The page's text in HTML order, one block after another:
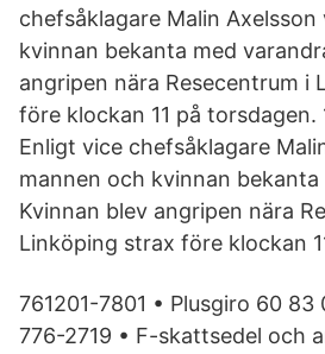
chefsåklagare Malin
kvinnan bekanta med
angripen nära Resecentrum i
före klockan 11 på torsdagen.
Enligt vice chefsåklagare
mannen och kvinnan bekanta
Kvinnan blev angripen nära
Linköping strax före klockan
761201-7801 • Plusgiro 60
776-2719 • F-skattsedel och